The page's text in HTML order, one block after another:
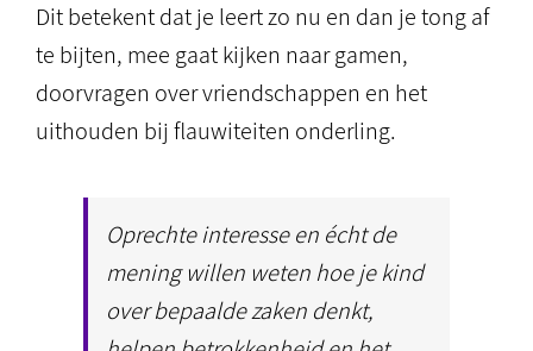
Dit betekent dat je leert zo nu en dan je tong af
te bijten, mee gaat kijken naar gamen,
doorvragen over vriendschappen en het
uithouden bij flauwiteiten onderling.
Oprechte interesse en écht de
mening willen weten hoe je kind
over bepaalde zaken denkt,